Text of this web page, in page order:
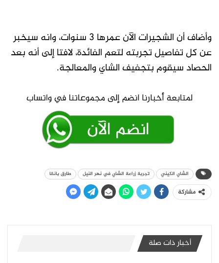
وأضاف أن الشجيرات الآن عمرها 3 سنوات، وانه سيخبر
عن كل تفاصيل تجربته لتعم الفائدة، لافتا إلى أنه بعد
الحصاد سيقوم بتجفيف الشاي والمعالجة.
الشاي الكيني تجربة زراعة الشاي في نهر النيل طارق بانقا
مشاركة
أخبار ذات صلة